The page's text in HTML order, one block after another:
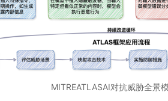
MITREATLASAI对抗威胁全景